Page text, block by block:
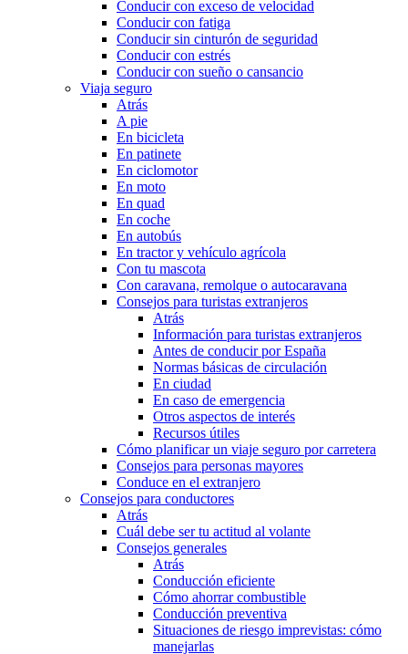
Conducir con exceso de velocidad
Conducir con fatiga
Conducir sin cinturón de seguridad
Conducir con estrés
Conducir con sueño o cansancio
Viaja seguro
Atrás
A pie
En bicicleta
En patinete
En ciclomotor
En moto
En quad
En coche
En autobús
En tractor y vehículo agrícola
Con tu mascota
Con caravana, remolque o autocaravana
Consejos para turistas extranjeros
Atrás
Información para turistas extranjeros
Antes de conducir por España
Normas básicas de circulación
En ciudad
En caso de emergencia
Otros aspectos de interés
Recursos útiles
Cómo planificar un viaje seguro por carretera
Consejos para personas mayores
Conduce en el extranjero
Consejos para conductores
Atrás
Cuál debe ser tu actitud al volante
Consejos generales
Atrás
Conducción eficiente
Cómo ahorrar combustible
Conducción preventiva
Situaciones de riesgo imprevistas: cómo
manejarlas